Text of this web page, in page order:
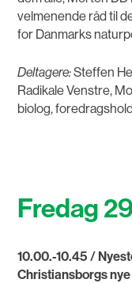
velmenende råd til
for Danmarks
Deltagere:Steffen
Radikale Venstre,
biolog,
Fredag
10.00.-10.45 /
Christiansborgs